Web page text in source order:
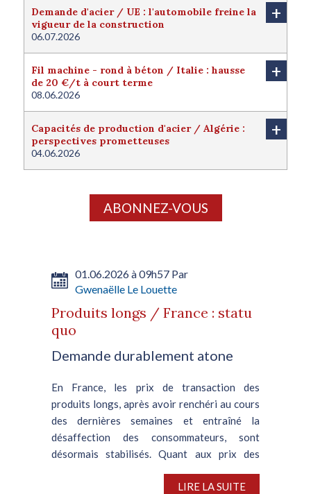
Demande d'acier / UE : l'automobile freine la
vigueur de la construction
06.07.2026
+
Fil machine - rond à béton / Italie : hausse
de 20 €/t à court terme
08.06.2026
+
Capacités de production d'acier / Algérie :
perspectives prometteuses
04.06.2026
+
ABONNEZ-VOUS
01.06.2026 à 09h57 Par
Gwenaëlle Le Louette
Produits longs / France : statu
quo
Demande durablement atone
En France, les prix de transaction des
produits longs, après avoir renchéri au cours
des dernières semaines et entraîné la
désaffection des consommateurs, sont
désormais stabilisés. Quant aux prix des
LIRE LA SUITE